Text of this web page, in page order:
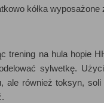
kółka
trening na hula hopie
sylwetkę.
ale również toksyn,